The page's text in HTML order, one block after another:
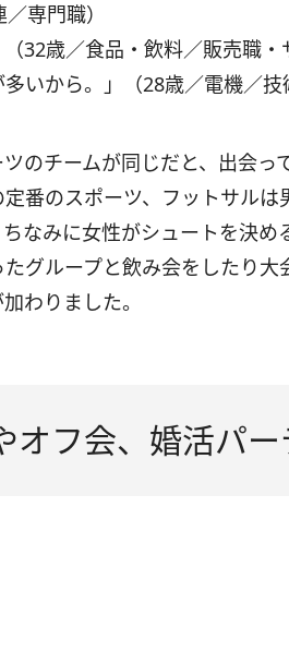
専門職）
32歳／食品・飲料／販売職・
いから。」（28歳／電機／技
のチームが同じだと、出会っ
番のスポーツ、フットサルは
なみに女性がシュートを決め
グループと飲み会をしたり大
わりました。
オフ会、婚活パー